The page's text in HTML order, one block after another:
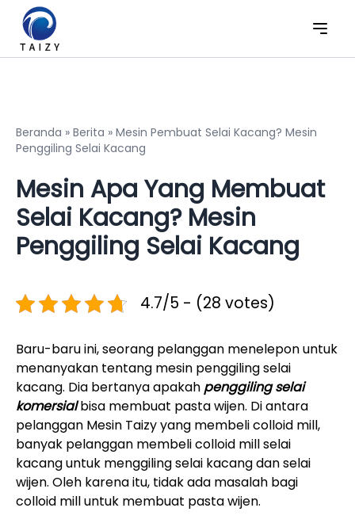
Beranda » Berita » Mesin Pembuat Selai Kacang? Mesin
Penggiling Selai Kacang
Mesin Apa Yang Membuat
Selai Kacang? Mesin
Penggiling Selai Kacang
4.7/5 - (28 votes)
Baru-baru ini, seorang pelanggan menelepon untuk
menanyakan tentang mesin penggiling selai
kacang. Dia bertanya apakah penggiling selai
komersialbisa membuat pasta wijen. Di antara
pelanggan Mesin Taizy yang membeli colloid mill,
banyak pelanggan membeli colloid mill selai
kacang untuk menggiling selai kacang dan selai
wijen. Oleh karena itu, tidak ada masalah bagi
colloid mill untuk membuat pasta wijen.